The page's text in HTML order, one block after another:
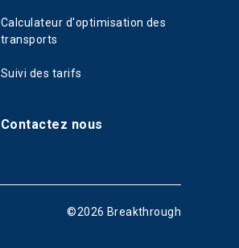
Calculateur d'optimisation des
transports
Suivi des tarifs
Contactez nous
©2026 Breakthrough